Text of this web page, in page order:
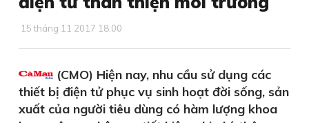
15 tháng 11 2017 18:00
(CMO) Hiện nay, nhu cầu sử dụng các
thiết bị điện tử phục vụ sinh hoạt đời sống, sản
xuất của người tiêu dùng có hàm lượng khoa